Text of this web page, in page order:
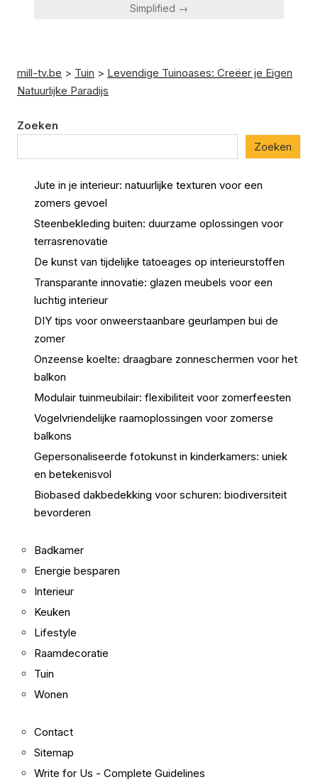
Simplified →
mill-tv.be > Tuin > Levendige Tuinoases: Creëer je Eigen
Natuurlijke Paradijs
Zoeken
Zoeken
Jute in je interieur: natuurlijke texturen voor een
zomers gevoel
Steenbekleding buiten: duurzame oplossingen voor
terrasrenovatie
De kunst van tijdelijke tatoeages op interieurstoffen
Transparante innovatie: glazen meubels voor een
luchtig interieur
DIY tips voor onweerstaanbare geurlampen bui de
zomer
Onzeense koelte: draagbare zonneschermen voor het
balkon
Modulair tuinmeubilair: flexibiliteit voor zomerfeesten
Vogelvriendelijke raamoplossingen voor zomerse
balkons
Gepersonaliseerde fotokunst in kinderkamers: uniek
en betekenisvol
Biobased dakbedekking voor schuren: biodiversiteit
bevorderen
Badkamer
Energie besparen
Interieur
Keuken
Lifestyle
Raamdecoratie
Tuin
Wonen
Contact
Sitemap
Write for Us - Complete Guidelines